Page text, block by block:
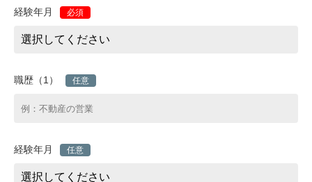
経験年月 必須
職歴（1） 任意
経験年月 任意